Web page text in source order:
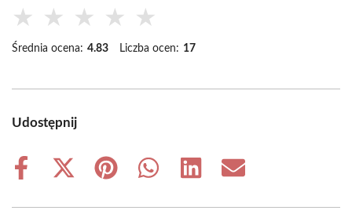
★ ★ ★ ★ ★
Średnia ocena: 4.83 Liczba ocen: 17
Udostępnij
Share
Share
(Twitter)
Share
Share
Share
Share